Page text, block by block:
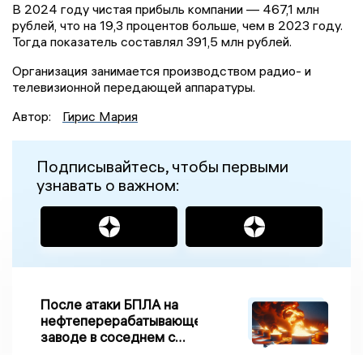
В 2024 году чистая прибыль компании — 467,1 млн
рублей, что на 19,3 процентов больше, чем в 2023 году.
Тогда показатель составлял 391,5 млн рублей.
Организация занимается производством радио- и
телевизионной передающей аппаратуры.
Автор:
Гирис Мария
Подписывайтесь, чтобы первыми
узнавать о важном:
После атаки БПЛА на
нефтеперерабатывающем
заводе в соседнем с